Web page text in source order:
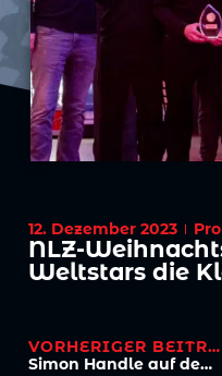
12. Dezember 2023
NLZ-
Weltstars die
VORHERIGER BEITRAG
Simon Handle auf dem Heimweg zurück nach Köln